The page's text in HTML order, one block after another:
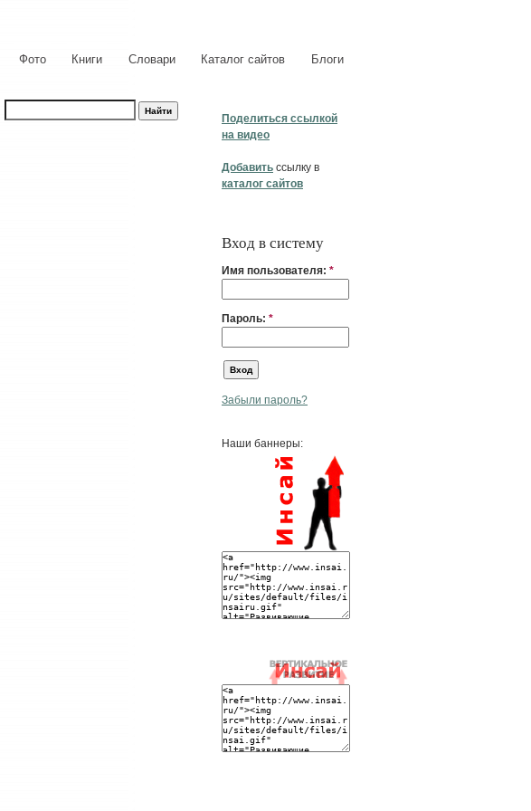
Фото Книги Словари Каталог сайтов Блоги
Поделиться ссылкой
на видео
Добавить ссылку в
каталог сайтов
Вход в систему
Имя пользователя: *
Пароль: *
Забыли пароль?
Наши баннеры: